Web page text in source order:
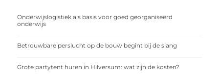
Onderwijslogistiek als basis voor goed georganiseerd
onderwijs
Betrouwbare perslucht op de bouw begint bij de slang
Grote partytent huren in Hilversum: wat zijn de kosten?